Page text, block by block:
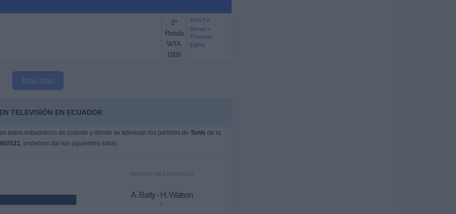
2ª
Ronda
WTA
1000
WTA TV
Disney+
Premium
ESPN
Más días
TELEVISIÓN EN ECUADOR
datos estadísticos de cuándo y dónde se televisan los partidos de Tenis de la
8/2021, podemos dar los siguientes datos:
PARTIDO MÁS REPETIDO
A. Barty - H. Watson
2